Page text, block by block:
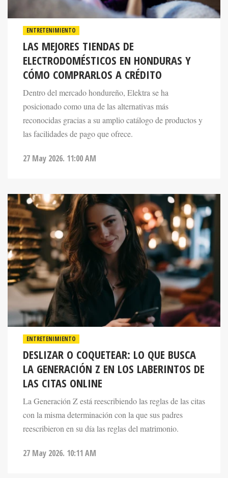
LAS MEJORES TIENDAS DE
ELECTRODOMÉSTICOS EN HONDURAS Y
CÓMO COMPRARLOS A CRÉDITO
Dentro del mercado hondureño, Elektra se ha
posicionado como una de las alternativas más
reconocidas gracias a su amplio catálogo de productos y
las facilidades de pago que ofrece.
ENTRETENIMIENTO
DESLIZAR O COQUETEAR: LO QUE BUSCA
LA GENERACIÓN Z EN LOS LABERINTOS DE
LAS CITAS ONLINE
La Generación Z está reescribiendo las reglas de las citas
con la misma determinación con la que sus padres
reescribieron en su día las reglas del matrimonio.